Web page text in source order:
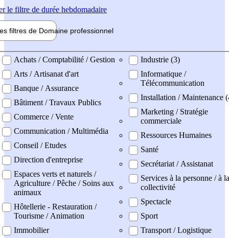
le filtre de durée hebdomadaire
filtres de Domaine professionnel
professionel
Achats / Comptabilité / Gestion
Arts / Artisanat d'art
Banque / Assurance
Bâtiment / Travaux Publics
Commerce / Vente
Communication / Multimédia
Conseil / Etudes
Direction d'entreprise
Espaces verts et naturels /
Agriculture / Pêche / Soins aux
animaux
Hôtellerie - Restauration /
Tourisme / Animation
Immobilier
Industrie (3)
Informatique /
Télécommunication
Installation / Maintenance
Marketing / Stratégie
commerciale
Ressources Humaines
Santé
Secrétariat / Assistanat
Services à la personne / à la
collectivité
Spectacle
Sport
Transport / Logistique